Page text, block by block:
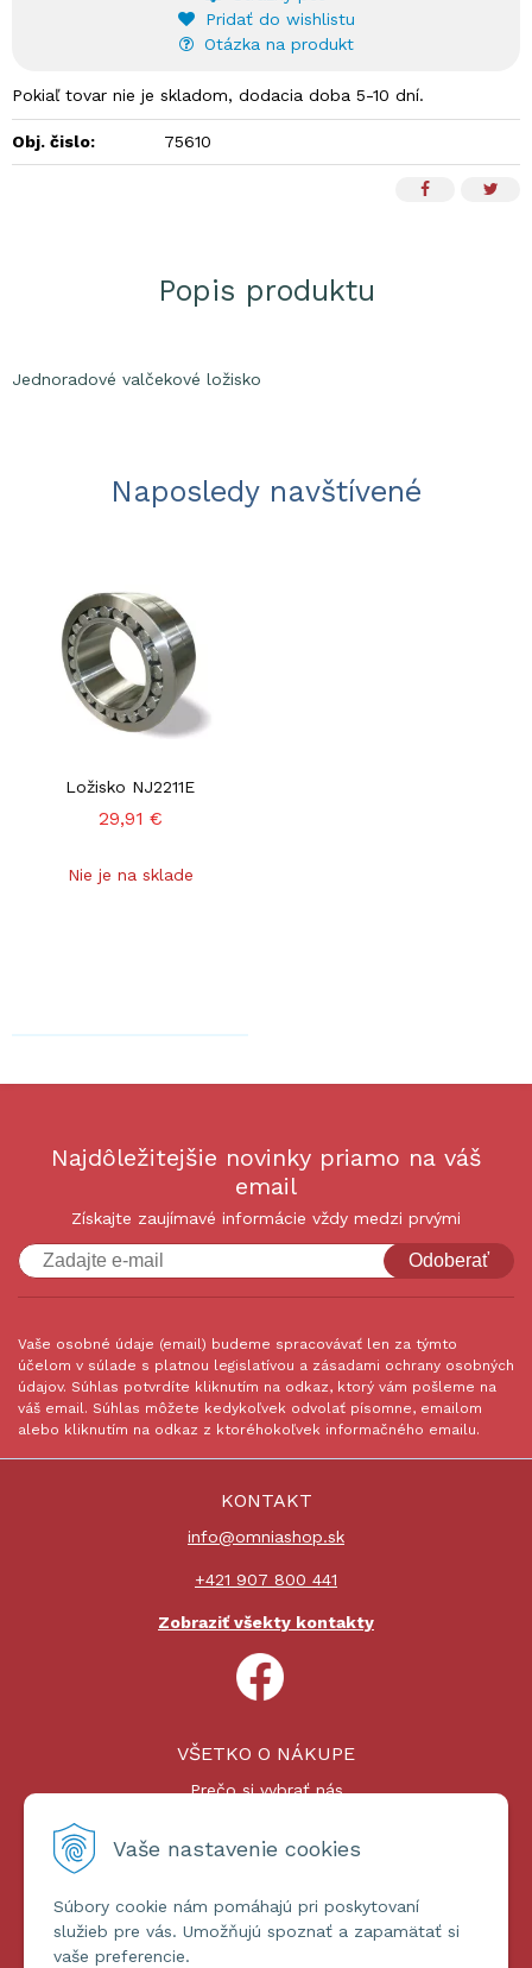
Vaše nastavenie cookies
Súbory cookie nám pomáhajú pri poskytovaní
služieb pre vás. Umožňujú spoznať a zapamätať si
vaše preferencie.
Pridať do wishlistu
Otázka na produkt
Pokiaľ tovar nie je skladom, dodacia doba 5-10 dní.
Obj. čislo: 75610
Popis produktu
Jednoradové valčekové ložisko
Naposledy navštívené
Ložisko NJ2211E
29,91 €
Nie je na sklade
Najdôležitejšie novinky priamo na váš
email
Získajte zaujímavé informácie vždy medzi prvými
Odoberať
Vaše osobné údaje (email) budeme spracovávať len za týmto
účelom v súlade s platnou legislatívou a zásadami ochrany osobných
údajov. Súhlas potvrdíte kliknutím na odkaz, ktorý vám pošleme na
váš email. Súhlas môžete kedykoľvek odvolať písomne, emailom
alebo kliknutím na odkaz z ktoréhokoľvek informačného emailu.
KONTAKT
info@omniashop.sk
+421 907 800 441
Zobraziť všekty kontakty
VŠETKO O NÁKUPE
Prečo si vybrať nás
Platby a doprava
ĎALŠIE INFORMÁCIE